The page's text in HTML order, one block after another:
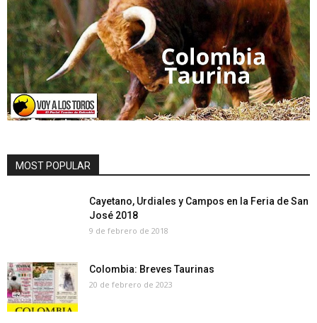
MOST POPULAR
Cayetano, Urdiales y Campos en la Feria de San
José 2018
9 de febrero de 2018
Colombia: Breves Taurinas
20 de febrero de 2023